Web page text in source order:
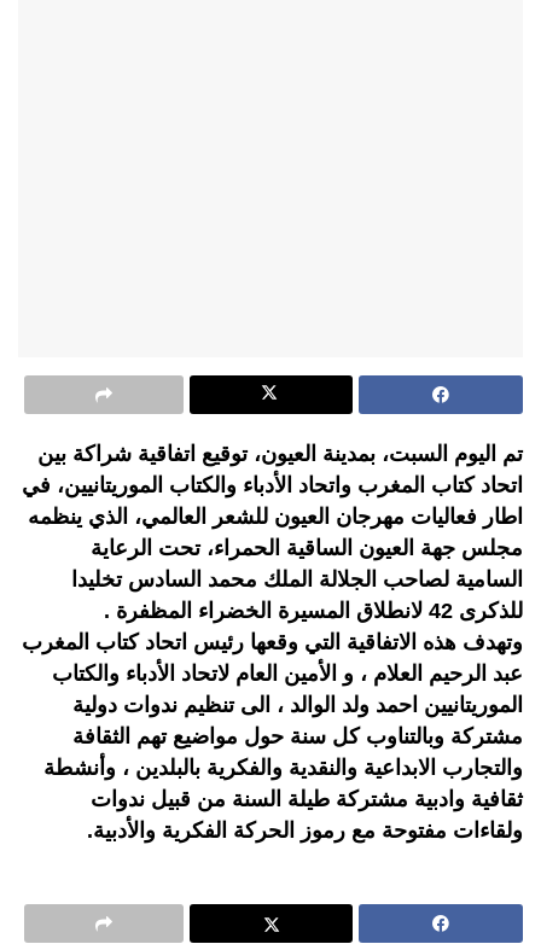
تم اليوم السبت، بمدينة العيون، توقيع اتفاقية شراكة بين
اتحاد كتاب المغرب واتحاد الأدباء والكتاب الموريتانيين، في
اطار فعاليات مهرجان العيون للشعر العالمي، الذي ينظمه
مجلس جهة العيون الساقية الحمراء، تحت الرعاية
السامية لصاحب الجلالة الملك محمد السادس تخليدا
للذكرى 42 لانطلاق المسيرة الخضراء المظفرة .
وتهدف هذه الاتفاقية التي وقعها رئيس اتحاد كتاب المغرب
عبد الرحيم العلام ، و الأمين العام لاتحاد الأدباء والكتاب
الموريتانيين احمد ولد الوالد ، الى تنظيم ندوات دولية
مشتركة وبالتناوب كل سنة حول مواضيع تهم الثقافة
والتجارب الابداعية والنقدية والفكرية بالبلدين ، وأنشطة
ثقافية وادبية مشتركة طيلة السنة من قبيل ندوات
ولقاءات مفتوحة مع رموز الحركة الفكرية والأدبية.